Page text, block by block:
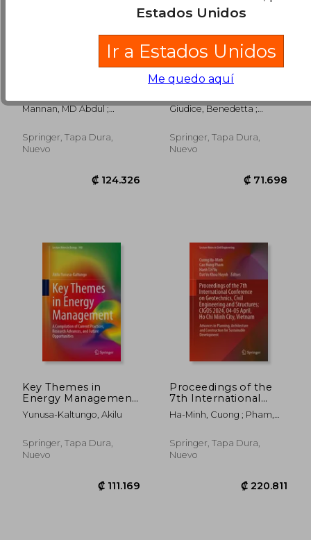
₡ 111.169 ₡
Structures: Select
Proceedings of ICC-
Mannan, MD Abdul ;
Umamaheswari, N.
Springer, Tapa Dura,
Nuevo
Green Infrastructure:
and Environmental
Design (en Inglés)
Giudice, Benedetta ;
Angioletta
Springer, Tapa Dura,
Nuevo
Key Themes in
Energy Management:
A Compilation of
Current Practices,
and Future
Opportunities (en
Yunusa-Kaltungo, Akilu
Springer, Tapa Dura,
Nuevo
Proceedings of the
7th International
Conference on
Geotechnics, Civil
Structures, Cigos
2024, 4-5 April, Ho
Ha-Minh, Cuong ; Pham,
Springer, Tapa Dura,
Nuevo
Estados Unidos
Ir a Estados Unidos
Me quedo aquí